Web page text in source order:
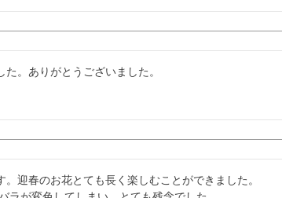
。ありがとうございました。
迎春のお花とても長く楽しむことができました。